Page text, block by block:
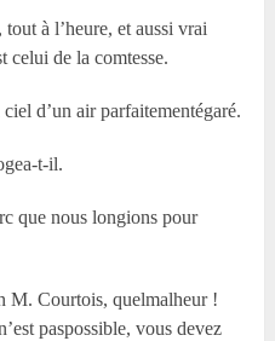
à l’heure, et aussi vrai
celui de la comtesse.
d’un air parfaitementégaré.
t-il.
que nous longions pour
M. Courtois, quelmalheur !
paspossible, vous devez